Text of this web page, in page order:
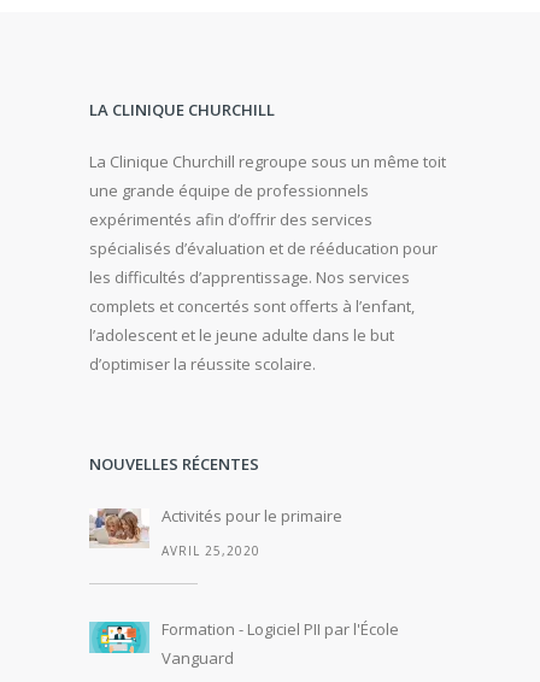
LA CLINIQUE CHURCHILL
La Clinique Churchill regroupe sous un même toit
une grande équipe de professionnels
expérimentés afin d’offrir des services
spécialisés d’évaluation et de rééducation pour
les difficultés d’apprentissage. Nos services
complets et concertés sont offerts à l’enfant,
l’adolescent et le jeune adulte dans le but
d’optimiser la réussite scolaire.
NOUVELLES RÉCENTES
Activités pour le primaire
AVRIL 25,2020
Formation - Logiciel PII par l'École
Vanguard